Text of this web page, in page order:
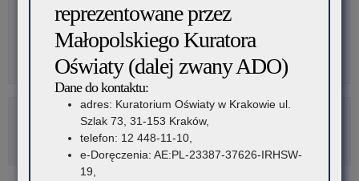
Etap rejonowy – zadania
Etap rejonowy – schemat oceniania
Etap wojewódzki – zadania
Etap wojewódzki – schemat oceniania
Rozwiń
Metryka
reprezentowane przez
Małopolskiego Kuratora
Oświaty (dalej zwany ADO)
Dane do kontaktu:
adres: Kuratorium Oświaty w Krakowie ul.
Szlak 73, 31-153 Kraków,
telefon: 12 448-11-10,
e-Doręczenia: AE:PL-23387-37626-IRHSW-
19,